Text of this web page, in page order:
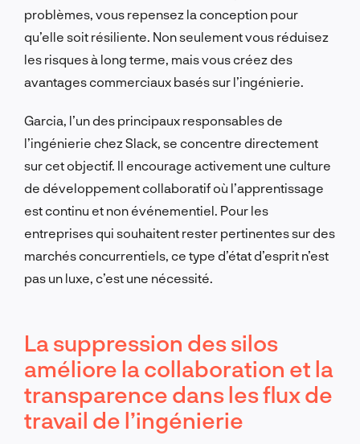
problèmes, vous repensez la conception pour
qu’elle soit résiliente. Non seulement vous réduisez
les risques à long terme, mais vous créez des
avantages commerciaux basés sur l’ingénierie.
Garcia, l’un des principaux responsables de
l’ingénierie chez Slack, se concentre directement
sur cet objectif. Il encourage activement une culture
de développement collaboratif où l’apprentissage
est continu et non événementiel. Pour les
entreprises qui souhaitent rester pertinentes sur des
marchés concurrentiels, ce type d’état d’esprit n’est
pas un luxe, c’est une nécessité.
La suppression des silos
améliore la collaboration et la
transparence dans les flux de
travail de l’ingénierie